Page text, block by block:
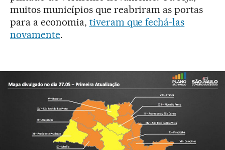
muitos municípios que reabriram as portas
para a economia, tiveram que fechá-las
novamente.